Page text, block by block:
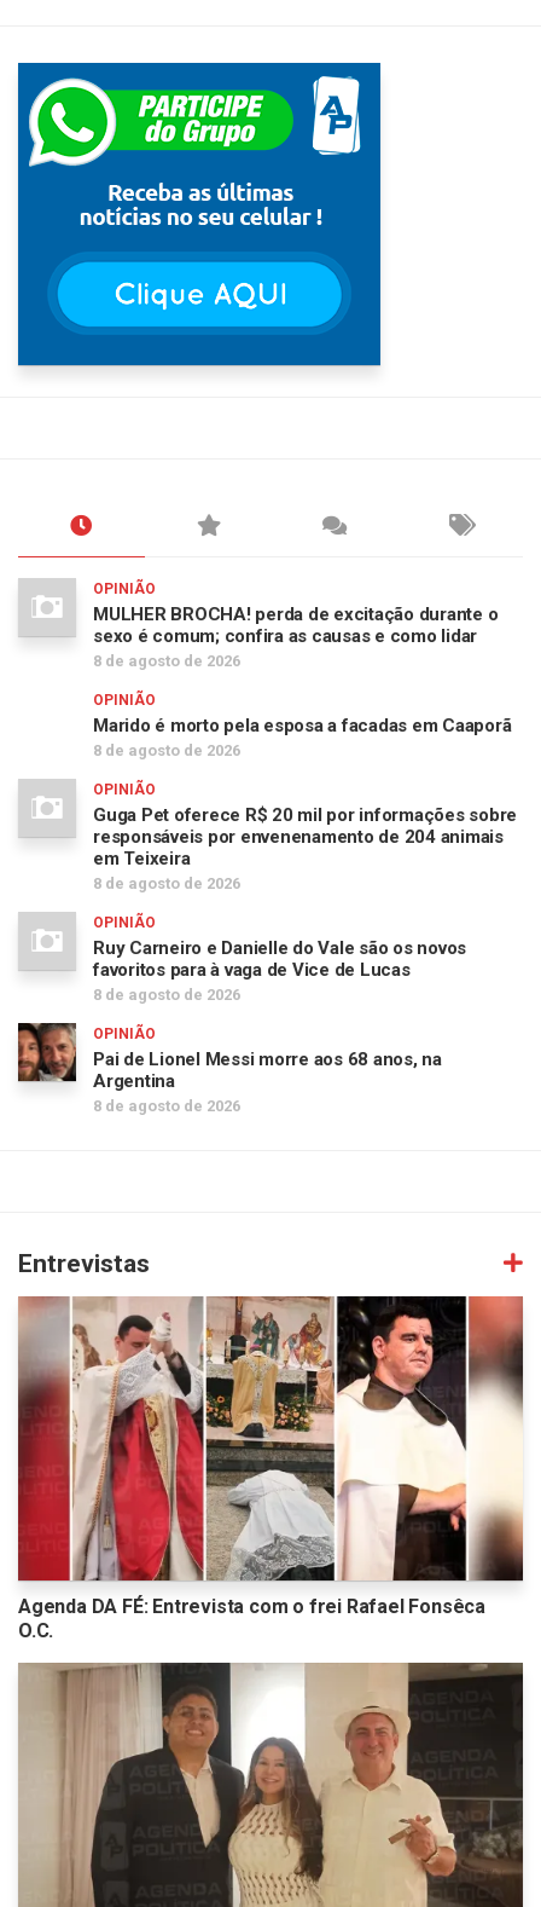
OPINIÃO
MULHER BROCHA! perda de excitação durante o
sexo é comum; confira as causas e como lidar
8 de agosto de 2026
OPINIÃO
Marido é morto pela esposa a facadas em Caaporã
8 de agosto de 2026
OPINIÃO
Guga Pet oferece R$ 20 mil por informações sobre
responsáveis por envenenamento de 204 animais
em Teixeira
8 de agosto de 2026
OPINIÃO
Ruy Carneiro e Danielle do Vale são os novos
favoritos para à vaga de Vice de Lucas
8 de agosto de 2026
OPINIÃO
Pai de Lionel Messi morre aos 68 anos, na
Argentina
8 de agosto de 2026
Entrevistas
Agenda DA FÉ: Entrevista com o frei Rafael Fonsêca
O.C.